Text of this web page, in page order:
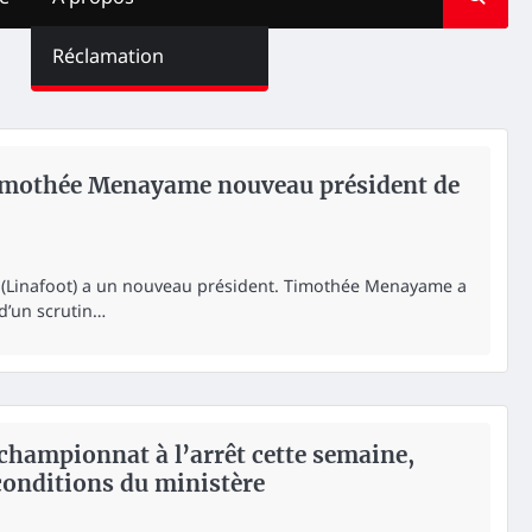
Réclamation
Menayame nouveau président de
a un nouveau président. Timothée Menayame a
scrutin…
à l’arrêt cette semaine,
du ministère